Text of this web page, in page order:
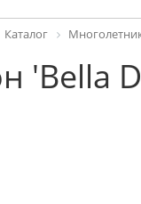
Каталог
'Bella